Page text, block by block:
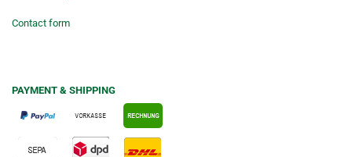
Contact form
PAYMENT & SHIPPING